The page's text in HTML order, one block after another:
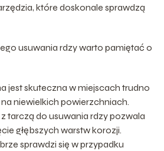
które doskonale sprawdzą
usuwania rdzy warto pamiętać o
jest skuteczna w miejscach trudno
niewielkich powierzchniach.
tarczą do usuwania rdzy pozwala
głębszych warstw korozji.
sprawdzi się w przypadku